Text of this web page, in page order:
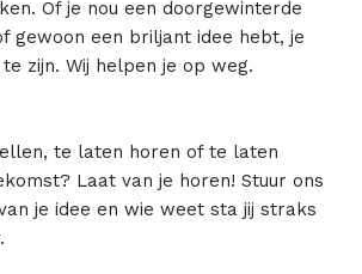
Of je nou een doorgewinterde
gewoon een briljant idee hebt, je
zijn. Wij helpen je op weg.
te laten horen of te laten
Laat van je horen! Stuur ons
je idee en wie weet sta jij straks